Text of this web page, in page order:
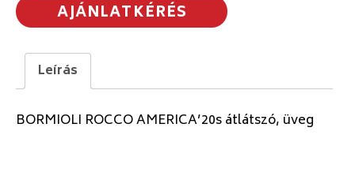
AJÁNLATKÉRÉS
Leírás
BORMIOLI ROCCO AMERICA’20s átlátszó, üveg